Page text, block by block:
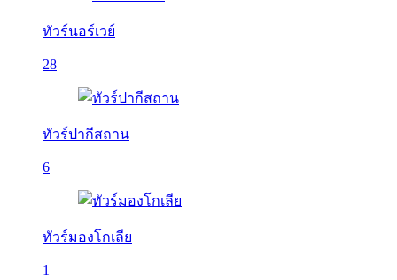
ทัวร์นอร์เวย์
28
ทัวร์ปากีสถาน
6
ทัวร์มองโกเลีย
1